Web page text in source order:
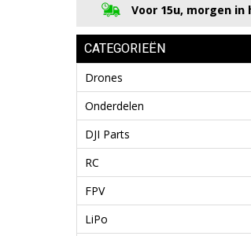
Voor 15u, morgen in
CATEGORIEËN
Drones
Onderdelen
DJI Parts
RC
FPV
LiPo